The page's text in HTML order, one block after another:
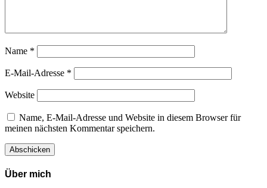
Name *
E-Mail-Adresse *
Website
Name, E-Mail-Adresse und Website in diesem Browser für
meinen nächsten Kommentar speichern.
Über mich